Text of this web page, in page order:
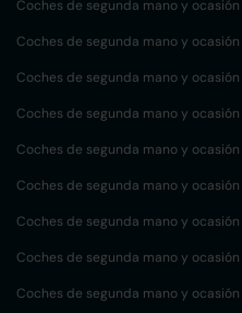
Coches de segunda mano y ocasión
Coches de segunda mano y ocasión
Coches de segunda mano y ocasión
Coches de segunda mano y ocasión
Coches de segunda mano y ocasión
Coches de segunda mano y ocasión
Coches de segunda mano y ocasión
Coches de segunda mano y ocasión
Coches de segunda mano y ocasión